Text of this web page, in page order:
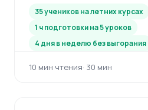
родителей.
35 учеников на летних курсах
1 ч подготовки на 5 уроков
4 дня в неделю без выгорания
10 мин чтения· 30 мин